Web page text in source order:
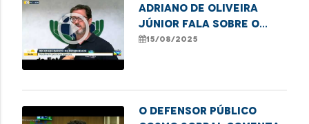
play_circle_outline
Adriano de Oliveira
Júnior fala sobre o
mutirão Meu Pai Tem
15/08/2025
O defensor público